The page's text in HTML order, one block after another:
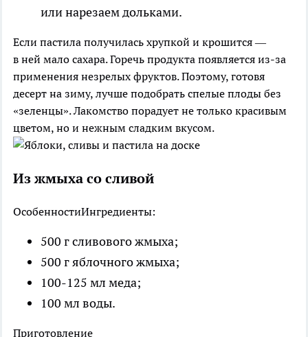
или нарезаем дольками.
Если пастила получилась хрупкой и крошится —
в ней мало сахара. Горечь продукта появляется из-за
применения незрелых фруктов. Поэтому, готовя
десерт на зиму, лучше подобрать спелые плоды без
«зеленцы». Лакомство порадует не только красивым
цветом, но и нежным сладким вкусом.
Из жмыха со сливой
ОсобенностиИнгредиенты:
500 г сливового жмыха;
500 г яблочного жмыха;
100-125 мл меда;
100 мл воды.
Приготовление